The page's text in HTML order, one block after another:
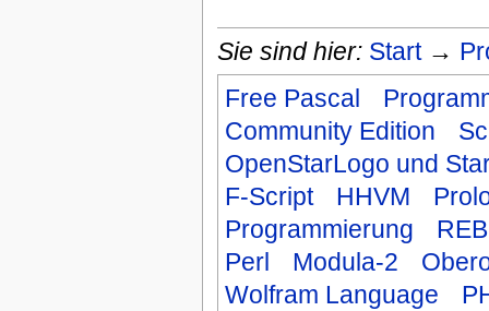
Sie sind hier: Start→
Free Pascal
Community Edition
OpenStarLogo und
F-Script
HHVM
Programmierung
Perl
Modula-2
Wolfram Language